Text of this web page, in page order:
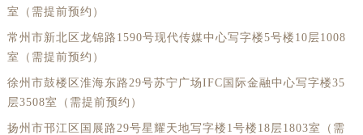
室（需提前预约）
常州市新北区龙锦路1590号现代传媒中心写字楼5号楼10层1008
室（需提前预约）
徐州市鼓楼区淮海东路29号苏宁广场IFC国际金融中心写字楼35
层3508室（需提前预约）
扬州市邗江区国展路29号星耀天地写字楼1号楼18层1803室（需